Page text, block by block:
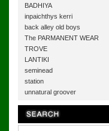
BADHIYA
inpaichthys kerri
back alley old boys
The PARMANENT WEAR
TROVE
LANTIKI
seminead
station
unnatural groover